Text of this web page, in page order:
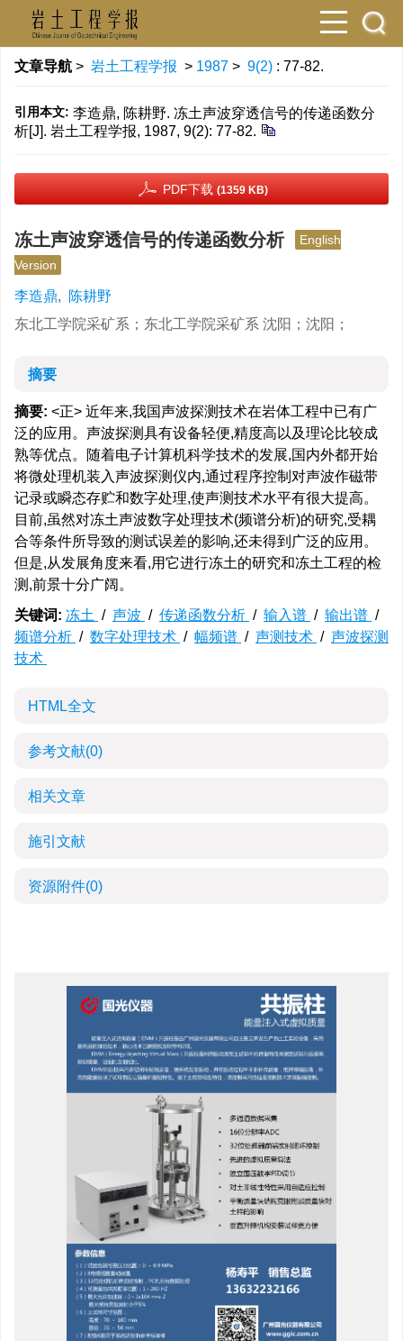
文章导航 > 岩土工程学报 > 1987 > 9(2) : 77-82.
引用本文: 李造鼎, 陈耕野. 冻土声波穿透信号的传递函数分
析[J]. 岩土工程学报, 1987, 9(2): 77-82.
PDF下载 (1359 KB)
冻土声波穿透信号的传递函数分析
English
Version
李造鼎,
陈耕野
东北工学院采矿系；东北工学院采矿系 沈阳；沈阳；
摘要
摘要: <正> 近年来,我国声波探测技术在岩体工程中已有广
泛的应用。声波探测具有设备轻便,精度高以及理论比较成
熟等优点。随着电子计算机科学技术的发展,国内外都开始
将微处理机装入声波探测仪内,通过程序控制对声波作磁带
记录或瞬态存贮和数字处理,使声测技术水平有很大提高。
目前,虽然对冻土声波数字处理技术(频谱分析)的研究,受耦
合等条件所导致的测试误差的影响,还未得到广泛的应用。
但是,从发展角度来看,用它进行冻土的研究和冻土工程的检
测,前景十分广阔。
关键词: 冻土 / 声波 / 传递函数分析 / 输入谱 / 输出谱 /
频谱分析 / 数字处理技术 / 幅频谱 / 声测技术 / 声波探测
技术
HTML全文
参考文献(0)
相关文章
施引文献
资源附件(0)